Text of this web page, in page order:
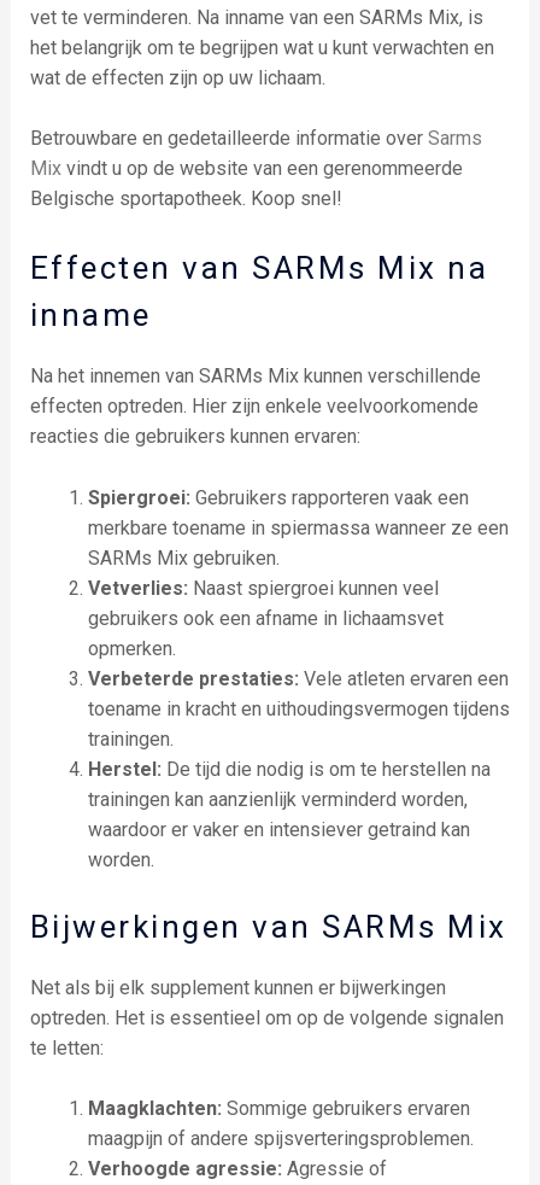
vet te verminderen. Na inname van een SARMs Mix, is
het belangrijk om te begrijpen wat u kunt verwachten en
wat de effecten zijn op uw lichaam.
Betrouwbare en gedetailleerde informatie over Sarms
Mixvindt u op de website van een gerenommeerde
Belgische sportapotheek. Koop snel!
Effecten van SARMs Mix na
inname
Na het innemen van SARMs Mix kunnen verschillende
effecten optreden. Hier zijn enkele veelvoorkomende
reacties die gebruikers kunnen ervaren:
Spiergroei: Gebruikers rapporteren vaak een
merkbare toename in spiermassa wanneer ze een
SARMs Mix gebruiken.
Vetverlies: Naast spiergroei kunnen veel
gebruikers ook een afname in lichaamsvet
opmerken.
Verbeterde prestaties: Vele atleten ervaren een
toename in kracht en uithoudingsvermogen tijdens
trainingen.
Herstel: De tijd die nodig is om te herstellen na
trainingen kan aanzienlijk verminderd worden,
waardoor er vaker en intensiever getraind kan
worden.
Bijwerkingen van SARMs Mix
Net als bij elk supplement kunnen er bijwerkingen
optreden. Het is essentieel om op de volgende signalen
te letten:
Maagklachten: Sommige gebruikers ervaren
maagpijn of andere spijsverteringsproblemen.
Verhoogde agressie: Agressie of